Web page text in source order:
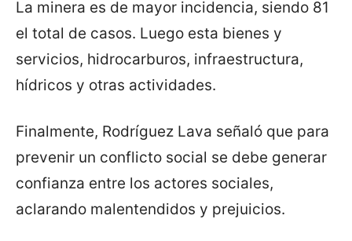
La minera es de mayor incidencia, siendo 81
el total de casos. Luego esta bienes y
servicios, hidrocarburos, infraestructura,
hídricos y otras actividades.
Finalmente, Rodríguez Lava señaló que para
prevenir un conflicto social se debe generar
confianza entre los actores sociales,
aclarando malentendidos y prejuicios.